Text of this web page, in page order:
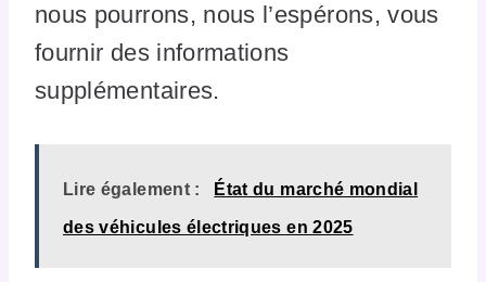
nous pourrons, nous l’espérons, vous
fournir des informations
supplémentaires.
Lire également : État du marché mondial
des véhicules électriques en 2025